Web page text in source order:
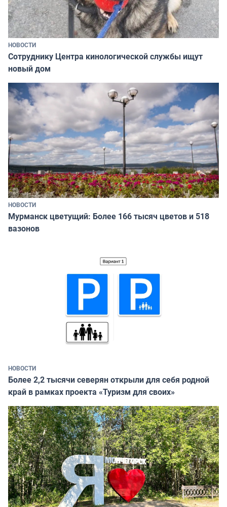
НОВОСТИ
Сотруднику Центра кинологической службы ищут
новый дом
НОВОСТИ
Мурманск цветущий: Более 166 тысяч цветов и 518
вазонов
НОВОСТИ
Более 2,2 тысячи северян открыли для себя родной
край в рамках проекта «Туризм для своих»